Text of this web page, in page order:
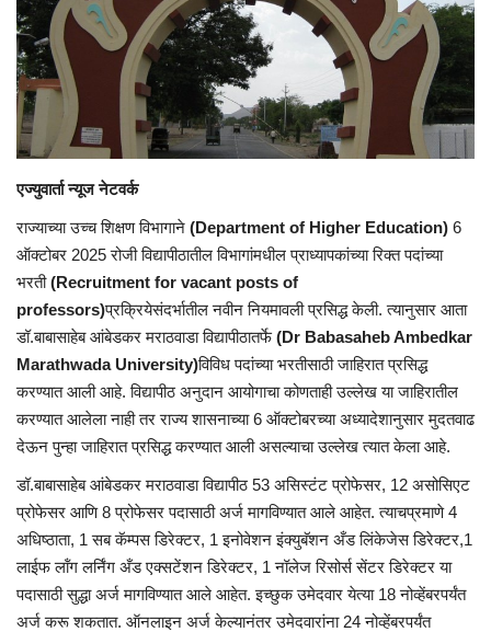
एज्युवार्ता न्यूज नेटवर्क
राज्याच्या उच्च शिक्षण विभागाने (Department of Higher Education) 6
ऑक्टोबर 2025 रोजी विद्यापीठातील विभागांमधील प्राध्यापकांच्या रिक्त पदांच्या
भरती(Recruitment for vacant posts of
professors)प्रक्रियेसंदर्भातील नवीन नियमावली प्रसिद्ध केली. त्यानुसार आता
डॉ.बाबासाहेब आंबेडकर मराठवाडा विद्यापीठातर्फे(Dr Babasaheb Ambedkar
Marathwada University)विविध पदांच्या भरतीसाठी जाहिरात प्रसिद्ध
करण्यात आली आहे. विद्यापीठ अनुदान आयोगाचा कोणताही उल्लेख या जाहिरातील
करण्यात आलेला नाही तर राज्य शासनाच्या 6 ऑक्टोबरच्या अध्यादेशानुसार मुदतवाढ
देऊन पुन्हा जाहिरात प्रसिद्ध करण्यात आली असल्याचा उल्लेख त्यात केला आहे.
डॉ.बाबासाहेब आंबेडकर मराठवाडा विद्यापीठ 53 असिस्टंट प्रोफेसर, 12 असोसिएट
प्रोफेसर आणि 8 प्रोफेसर पदासाठी अर्ज मागविण्यात आले आहेत. त्याचप्रमाणे 4
अधिष्ठाता, 1 सब कॅम्पस डिरेक्टर, 1 इनोवेशन इंक्युबॅशन अँड लिंकेजेस डिरेक्टर,1
लाईफ लॉंग लर्निंग अँड एक्सटेंशन डिरेक्टर, 1 नॉलेज रिसोर्स सेंटर डिरेक्टर या
पदासाठी सुद्धा अर्ज मागविण्यात आले आहेत. इच्छुक उमेदवार येत्या 18 नोव्हेंबरपर्यंत
अर्ज करू शकतात. ऑनलाइन अर्ज केल्यानंतर उमेदवारांना 24 नोव्हेंबरपर्यंत